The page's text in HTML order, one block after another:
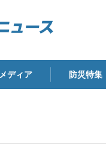
メディア 防災特集